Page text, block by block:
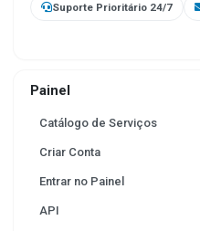
Suporte Prioritário 24/7
Painel
Catálogo de Serviços
Criar Conta
Entrar no Painel
API